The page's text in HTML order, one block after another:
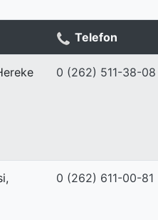
Telefon
0 (262) 511-38-08
0 (262) 611-00-81